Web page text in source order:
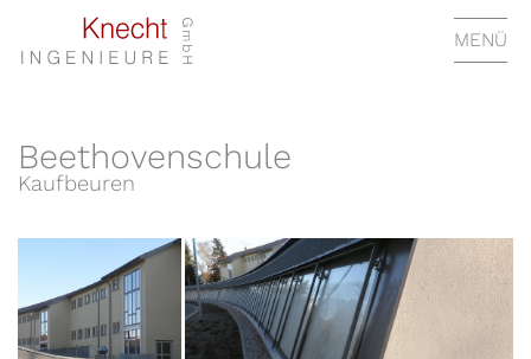
MENÜ
Beethovenschule
Kaufbeuren